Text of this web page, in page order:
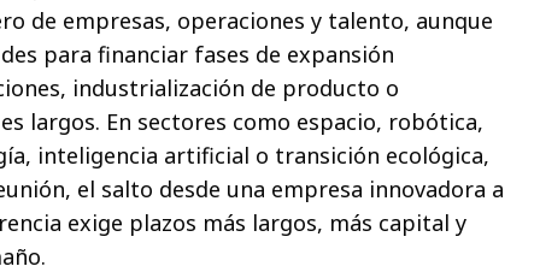
de empresas, operaciones y talento, aunque
para financiar fases de expansión
industrialización de producto o
largos. En sectores como espacio, robótica,
inteligencia artificial o transición ecológica,
el salto desde una empresa innovadora a
exige plazos más largos, más capital y